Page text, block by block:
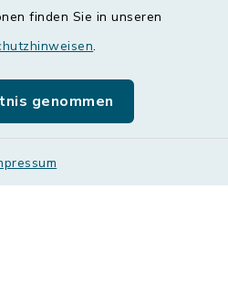
finden Sie in unseren
.
genommen
Sprache